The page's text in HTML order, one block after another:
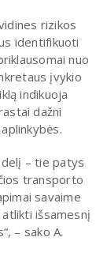
rizikos
identifikuoti
nuo
įvykio
indikuoja
dažni
– tie patys
transporto
savaime
išsamesnį
– sako A.